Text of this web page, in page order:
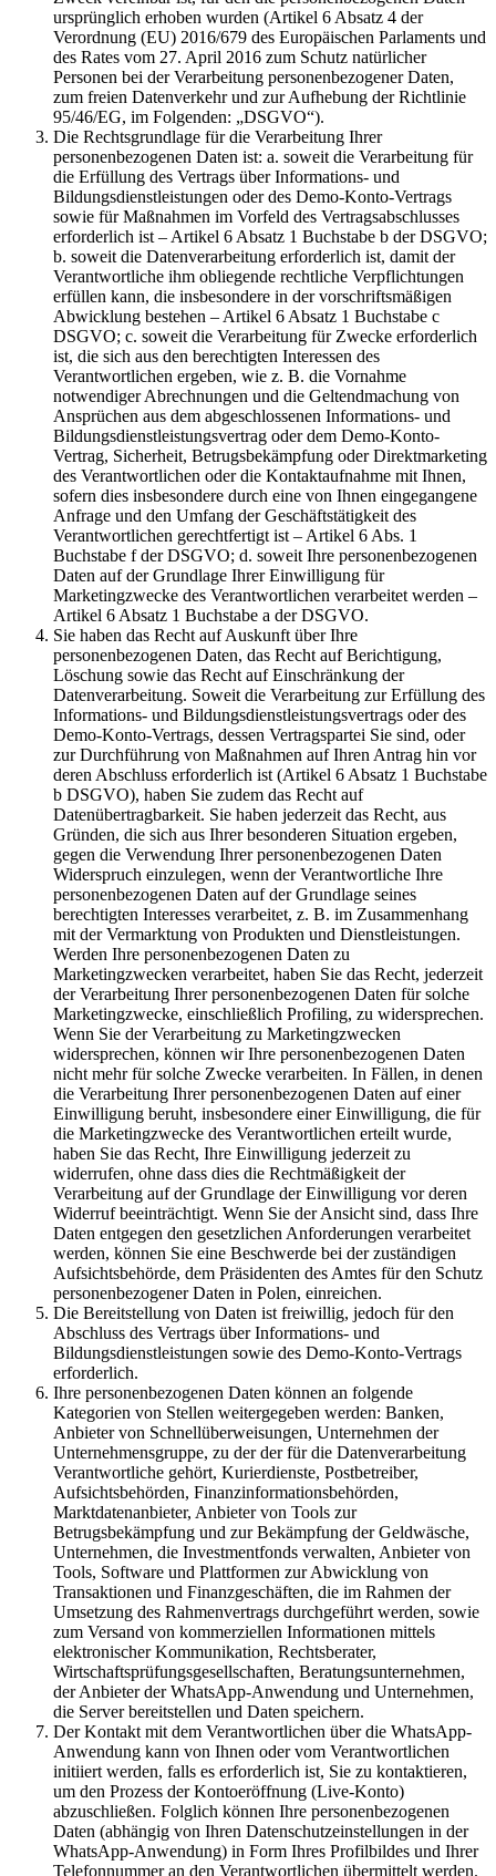
ursprünglich erhoben wurden (Artikel 6 Absatz 4 der
Verordnung (EU) 2016/679 des Europäischen Parlaments und
des Rates vom 27. April 2016 zum Schutz natürlicher
Personen bei der Verarbeitung personenbezogener Daten,
zum freien Datenverkehr und zur Aufhebung der Richtlinie
95/46/EG, im Folgenden: „DSGVO“).
Die Rechtsgrundlage für die Verarbeitung Ihrer
personenbezogenen Daten ist: a. soweit die Verarbeitung für
die Erfüllung des Vertrags über Informations- und
Bildungsdienstleistungen oder des Demo-Konto-Vertrags
sowie für Maßnahmen im Vorfeld des Vertragsabschlusses
erforderlich ist – Artikel 6 Absatz 1 Buchstabe b der DSGVO;
b. soweit die Datenverarbeitung erforderlich ist, damit der
Verantwortliche ihm obliegende rechtliche Verpflichtungen
erfüllen kann, die insbesondere in der vorschriftsmäßigen
Abwicklung bestehen – Artikel 6 Absatz 1 Buchstabe c
DSGVO; c. soweit die Verarbeitung für Zwecke erforderlich
ist, die sich aus den berechtigten Interessen des
Verantwortlichen ergeben, wie z. B. die Vornahme
notwendiger Abrechnungen und die Geltendmachung von
Ansprüchen aus dem abgeschlossenen Informations- und
Bildungsdienstleistungsvertrag oder dem Demo-Konto-
Vertrag, Sicherheit, Betrugsbekämpfung oder Direktmarketing
des Verantwortlichen oder die Kontaktaufnahme mit Ihnen,
sofern dies insbesondere durch eine von Ihnen eingegangene
Anfrage und den Umfang der Geschäftstätigkeit des
Verantwortlichen gerechtfertigt ist – Artikel 6 Abs. 1
Buchstabe f der DSGVO; d. soweit Ihre personenbezogenen
Daten auf der Grundlage Ihrer Einwilligung für
Marketingzwecke des Verantwortlichen verarbeitet werden –
Artikel 6 Absatz 1 Buchstabe a der DSGVO.
Sie haben das Recht auf Auskunft über Ihre
personenbezogenen Daten, das Recht auf Berichtigung,
Löschung sowie das Recht auf Einschränkung der
Datenverarbeitung. Soweit die Verarbeitung zur Erfüllung des
Informations- und Bildungsdienstleistungsvertrags oder des
Demo-Konto-Vertrags, dessen Vertragspartei Sie sind, oder
zur Durchführung von Maßnahmen auf Ihren Antrag hin vor
deren Abschluss erforderlich ist (Artikel 6 Absatz 1 Buchstabe
b DSGVO), haben Sie zudem das Recht auf
Datenübertragbarkeit. Sie haben jederzeit das Recht, aus
Gründen, die sich aus Ihrer besonderen Situation ergeben,
gegen die Verwendung Ihrer personenbezogenen Daten
Widerspruch einzulegen, wenn der Verantwortliche Ihre
personenbezogenen Daten auf der Grundlage seines
berechtigten Interesses verarbeitet, z. B. im Zusammenhang
mit der Vermarktung von Produkten und Dienstleistungen.
Werden Ihre personenbezogenen Daten zu
Marketingzwecken verarbeitet, haben Sie das Recht, jederzeit
der Verarbeitung Ihrer personenbezogenen Daten für solche
Marketingzwecke, einschließlich Profiling, zu widersprechen.
Wenn Sie der Verarbeitung zu Marketingzwecken
widersprechen, können wir Ihre personenbezogenen Daten
nicht mehr für solche Zwecke verarbeiten. In Fällen, in denen
die Verarbeitung Ihrer personenbezogenen Daten auf einer
Einwilligung beruht, insbesondere einer Einwilligung, die für
die Marketingzwecke des Verantwortlichen erteilt wurde,
haben Sie das Recht, Ihre Einwilligung jederzeit zu
widerrufen, ohne dass dies die Rechtmäßigkeit der
Verarbeitung auf der Grundlage der Einwilligung vor deren
Widerruf beeinträchtigt. Wenn Sie der Ansicht sind, dass Ihre
Daten entgegen den gesetzlichen Anforderungen verarbeitet
werden, können Sie eine Beschwerde bei der zuständigen
Aufsichtsbehörde, dem Präsidenten des Amtes für den Schutz
personenbezogener Daten in Polen, einreichen.
Die Bereitstellung von Daten ist freiwillig, jedoch für den
Abschluss des Vertrags über Informations- und
Bildungsdienstleistungen sowie des Demo-Konto-Vertrags
erforderlich.
Ihre personenbezogenen Daten können an folgende
Kategorien von Stellen weitergegeben werden: Banken,
Anbieter von Schnellüberweisungen, Unternehmen der
Unternehmensgruppe, zu der der für die Datenverarbeitung
Verantwortliche gehört, Kurierdienste, Postbetreiber,
Aufsichtsbehörden, Finanzinformationsbehörden,
Marktdatenanbieter, Anbieter von Tools zur
Betrugsbekämpfung und zur Bekämpfung der Geldwäsche,
Unternehmen, die Investmentfonds verwalten, Anbieter von
Tools, Software und Plattformen zur Abwicklung von
Transaktionen und Finanzgeschäften, die im Rahmen der
Umsetzung des Rahmenvertrags durchgeführt werden, sowie
zum Versand von kommerziellen Informationen mittels
elektronischer Kommunikation, Rechtsberater,
Wirtschaftsprüfungsgesellschaften, Beratungsunternehmen,
der Anbieter der WhatsApp-Anwendung und Unternehmen,
die Server bereitstellen und Daten speichern.
Der Kontakt mit dem Verantwortlichen über die WhatsApp-
Anwendung kann von Ihnen oder vom Verantwortlichen
initiiert werden, falls es erforderlich ist, Sie zu kontaktieren,
um den Prozess der Kontoeröffnung (Live-Konto)
abzuschließen. Folglich können Ihre personenbezogenen
Daten (abhängig von Ihren Datenschutzeinstellungen in der
WhatsApp-Anwendung) in Form Ihres Profilbildes und Ihrer
Telefonnummer an den Verantwortlichen übermittelt werden.